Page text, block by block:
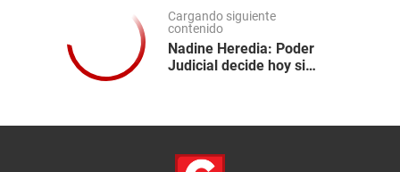
Cargando siguiente
contenido
Nadine Heredia: Poder
Judicial decide hoy si